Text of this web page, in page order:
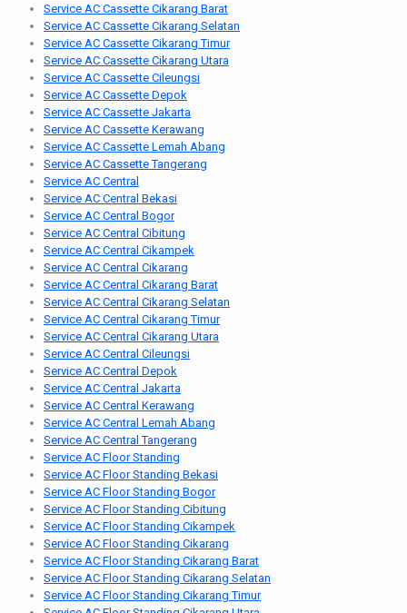
Service AC Cassette Cikarang Barat
Service AC Cassette Cikarang Selatan
Service AC Cassette Cikarang Timur
Service AC Cassette Cikarang Utara
Service AC Cassette Cileungsi
Service AC Cassette Depok
Service AC Cassette Jakarta
Service AC Cassette Kerawang
Service AC Cassette Lemah Abang
Service AC Cassette Tangerang
Service AC Central
Service AC Central Bekasi
Service AC Central Bogor
Service AC Central Cibitung
Service AC Central Cikampek
Service AC Central Cikarang
Service AC Central Cikarang Barat
Service AC Central Cikarang Selatan
Service AC Central Cikarang Timur
Service AC Central Cikarang Utara
Service AC Central Cileungsi
Service AC Central Depok
Service AC Central Jakarta
Service AC Central Kerawang
Service AC Central Lemah Abang
Service AC Central Tangerang
Service AC Floor Standing
Service AC Floor Standing Bekasi
Service AC Floor Standing Bogor
Service AC Floor Standing Cibitung
Service AC Floor Standing Cikampek
Service AC Floor Standing Cikarang
Service AC Floor Standing Cikarang Barat
Service AC Floor Standing Cikarang Selatan
Service AC Floor Standing Cikarang Timur